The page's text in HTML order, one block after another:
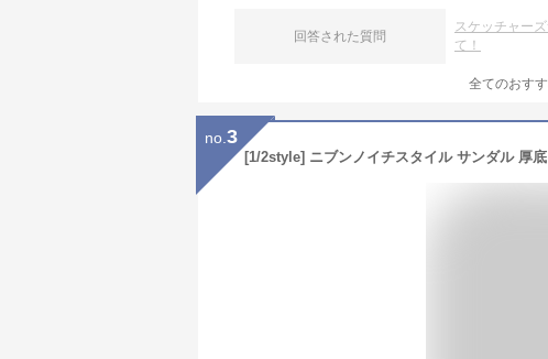
回答された質問
スケッチャー
て！
全てのおす
no. 3